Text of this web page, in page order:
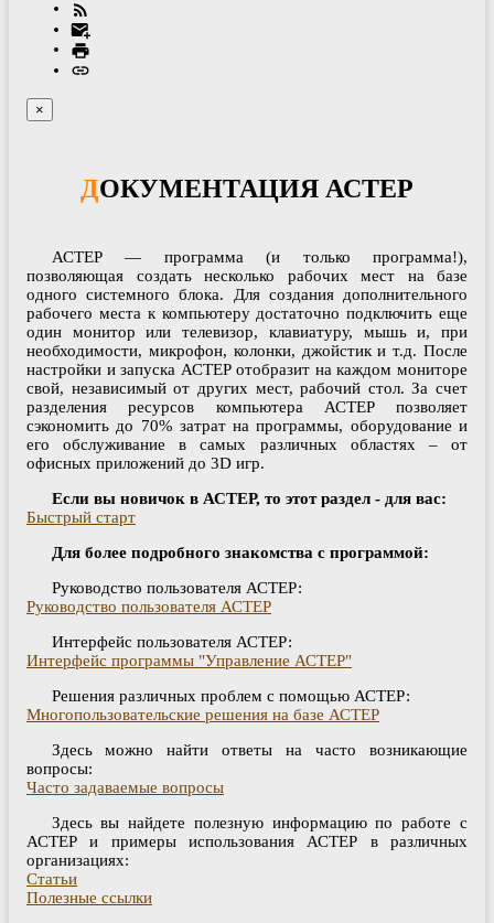
×
ДОКУМЕНТАЦИЯ АСТЕР
АСТЕР — программа (и только программа!),
позволяющая создать несколько рабочих мест на базе
одного системного блока. Для создания дополнительного
рабочего места к компьютеру достаточно подключить еще
один монитор или телевизор, клавиатуру, мышь и, при
необходимости, микрофон, колонки, джойстик и т.д. После
настройки и запуска АСТЕР отобразит на каждом мониторе
свой, независимый от других мест, рабочий стол. За счет
разделения ресурсов компьютера АСТЕР позволяет
сэкономить до 70% затрат на программы, оборудование и
его обслуживание в самых различных областях – от
офисных приложений до 3D игр.
Если вы новичок в АСТЕР, то этот раздел - для вас:
Быстрый старт
Для более подробного знакомства с программой:
Руководство пользователя АСТЕР:
Руководство пользователя АСТЕР
Интерфейс пользователя АСТЕР:
Интерфейс программы "Управление АСТЕР"
Решения различных проблем с помощью АСТЕР:
Многопользовательские решения на базе АСТЕР
Здесь можно найти ответы на часто возникающие
вопросы:
Часто задаваемые вопросы
Здесь вы найдете полезную информацию по работе с
АСТЕР и примеры использования АСТЕР в различных
организациях:
Статьи
Полезные ссылки